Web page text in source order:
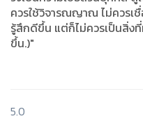
ควรใช้วิจารณญาณ ไม่ควรเ
รู้สึกดีขึ้น แต่ก็ไม่ควรเป็นสิ่ง
ขึ้น.)"
5.0